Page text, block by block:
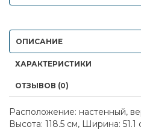
ОПИСАНИЕ
ХАРАКТЕРИСТИКИ
ОТЗЫВОВ (0)
Расположение: настенный,
Высота: 118.5 см, Ширина: 51.1